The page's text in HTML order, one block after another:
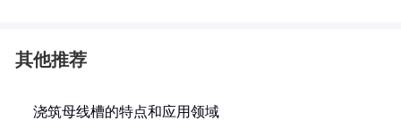
其他推荐
浇筑母线槽的特点和应用领域